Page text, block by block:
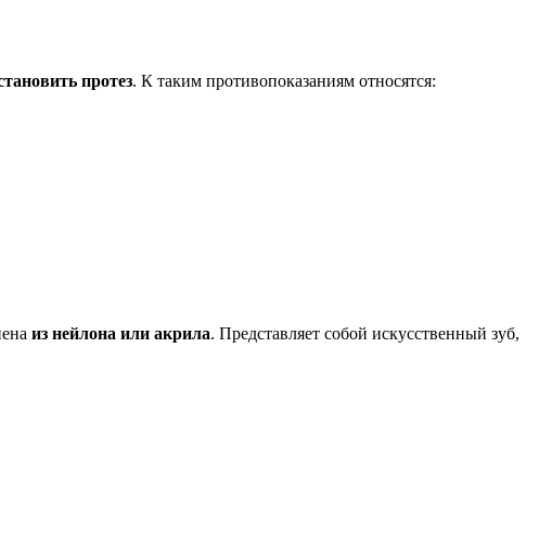
протез. К таким противопоказаниям относятся:
из нейлона или акрила. Представляет собой искусственный зуб,